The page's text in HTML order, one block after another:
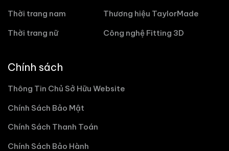
Thời trang nam
Thời trang nữ
Thương hiệu TaylorMade
Công nghệ Fitting 3D
Chính sách
Thông Tin Chủ Sở Hữu Website
Chính Sách Bảo Mật
Chính Sách Thanh Toán
Chính Sách Bảo Hành